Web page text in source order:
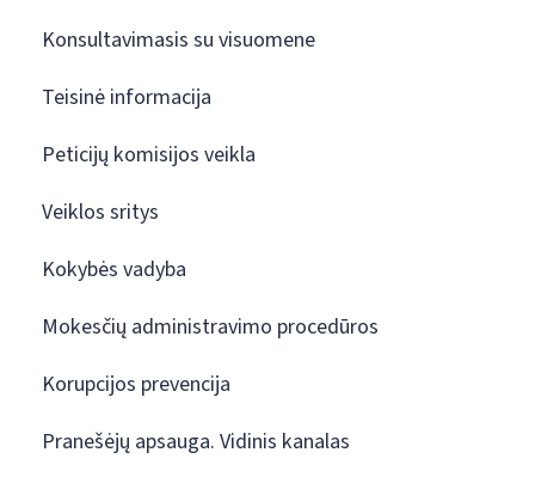
Konsultavimasis su visuomene
Teisinė informacija
Peticijų komisijos veikla
Veiklos sritys
Kokybės vadyba
Mokesčių administravimo procedūros
Korupcijos prevencija
Pranešėjų apsauga. Vidinis kanalas